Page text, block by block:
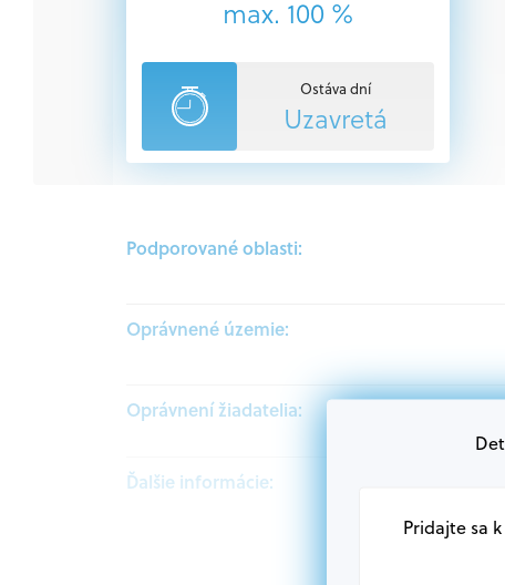
max. 100 %
Ostáva dní
Uzavretá
Podporované oblasti:
Oprávnené územie:
Oprávnení žiadatelia:
Ďalšie informácie:
Pridajte sa